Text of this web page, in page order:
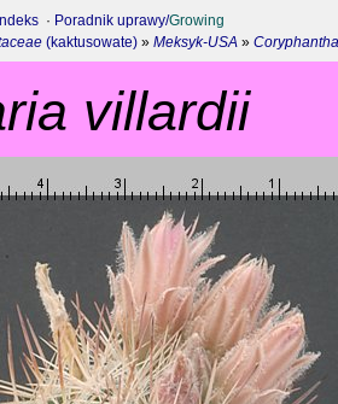
· Poradnik uprawy/Growing
(kaktusowate) » Meksyk-USA »
villardii